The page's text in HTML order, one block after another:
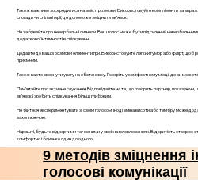
Також важливо зосередитися на змісті розмови. Використовуйте компліменти та
спогади чи спільні мрії, це допоможе зміцнити зв’язок.
Не забувайте про невербальні сигнали. Ваш голос може бути підсилений
додаткової інтимності в спілкуванні.
Додайте до вашої розмови елементи гри. Використовуйте легкий гумор або флірт, щоб
приємним.
Також варто звернути увагу на обстановку. Говоріть у комфортному місці, де ви
Пам’ятайте про активне слухання. Відповідайте на те, що говорить партнер, показуючи,
зв’язок і зробить спілкування більш глибоким.
Не бійтеся експериментувати зі своїм голосом. Іноді зміна висоти або тембру може
захоплюючою.
Нарешті, будьте відвертими та чесними у своїх висловлюваннях. Відкритість
комфортно і близько один до одного.
9 методів зміцнення
голосові комунікації